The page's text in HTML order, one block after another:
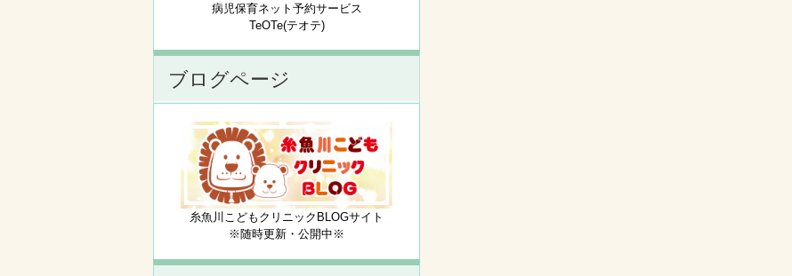
病児保育ネット予約サービス
TeOTe(テオテ)
ブログページ
糸魚川こどもクリニックBLOGサイト
※随時更新・公開中※